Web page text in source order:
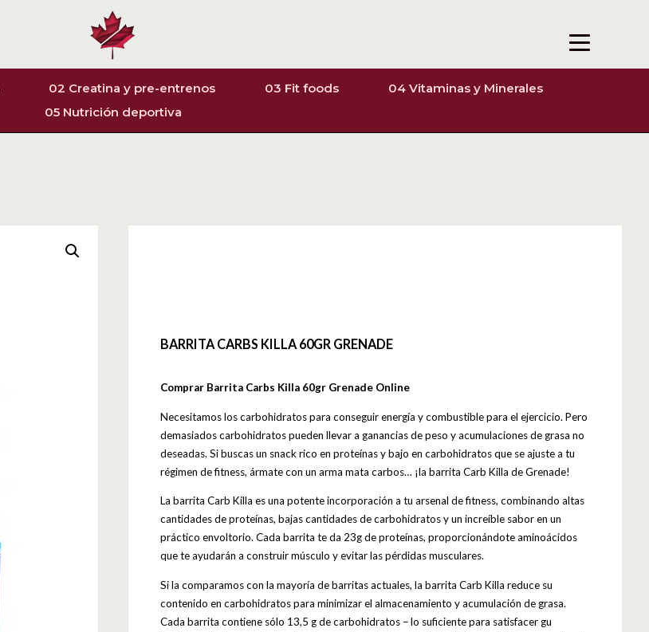
02 Creatina y pre-entrenos 03 Fit foods
04 Vitaminas y Minerales
05 Nutrición deportiva
BARRITA CARBS KILLA 60GR GRENADE
Comprar Barrita Carbs Killa 60gr Grenade Online
Necesitamos los carbohidratos para conseguir energía y combustible para el ejercicio. Pero
demasiados carbohidratos pueden llevar a ganancias de peso y acumulaciones de grasa no
deseadas. Si buscas un snack rico en proteínas y bajo en carbohidratos que se ajuste a tu
régimen de fitness, ármate con un arma mata carbos… ¡la barrita Carb Killa de Grenade!
La barrita Carb Killa es una potente incorporación a tu arsenal de fitness, combinando altas
cantidades de proteínas, bajas cantidades de carbohidratos y un increíble sabor en un
práctico envoltorio. Cada barrita te da 23g de proteínas, proporcionándote aminoácidos
que te ayudarán a construir músculo y evitar las pérdidas musculares.
Si la comparamos con la mayoría de barritas actuales, la barrita Carb Killa reduce su
contenido en carbohidratos para minimizar el almacenamiento y acumulación de grasa.
Cada barrita contiene sólo 13,5 g de carbohidratos – lo suficiente para satisfacer gu